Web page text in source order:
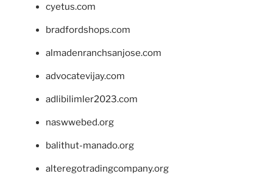
cyetus.com
bradfordshops.com
almadenranchsanjose.com
advocatevijay.com
adlibilimler2023.com
naswwebed.org
balithut-manado.org
alteregotradingcompany.org